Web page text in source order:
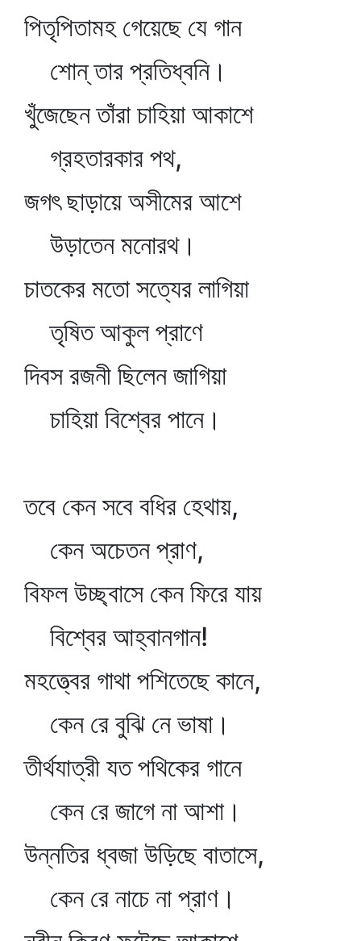
পিতৃপিতামহ গেয়েছে যে গান
শোন্‌ তার প্রতিধ্বনি।
খুঁজেছেন তাঁরা চাহিয়া আকাশে
গ্রহতারকার পথ,
জগৎ ছাড়ায়ে অসীমের আশে
উড়াতেন মনোরথ।
চাতকের মতো সত্যের লাগিয়া
তৃষিত আকুল প্রাণে
দিবস রজনী ছিলেন জাগিয়া
চাহিয়া বিশ্বের পানে।
তবে কেন সবে বধির হেথায়,
কেন অচেতন প্রাণ,
বিফল উচ্ছ্বাসে কেন ফিরে যায়
বিশ্বের আহ্বানগান!
মহত্ত্বের গাথা পশিতেছে কানে,
কেন রে বুঝি নে ভাষা।
তীর্থযাত্রী যত পথিকের গানে
কেন রে জাগে না আশা।
উন্নতির ধ্বজা উড়িছে বাতাসে,
কেন রে নাচে না প্রাণ।